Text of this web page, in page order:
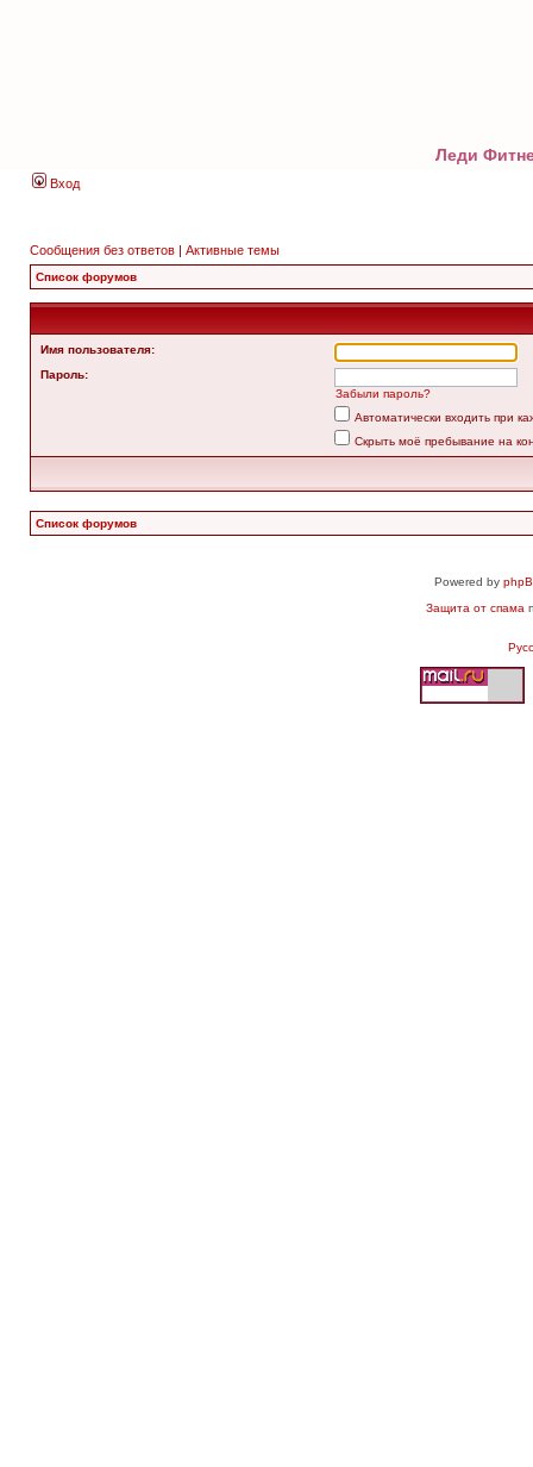
Леди
Вход
Сообщения без ответов | Активные темы
Список форумов
Имя пользователя:
Пароль:
Забыли пароль?
Автоматически входить при
Скрыть моё пребывание на
Список форумов
Powered by
Защита от спама